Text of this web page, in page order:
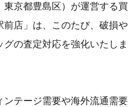
京都豊島区）が運営する買
店」は、このたび、破損や
の査定対応を強化いたしま
テージ需要や海外流通需要